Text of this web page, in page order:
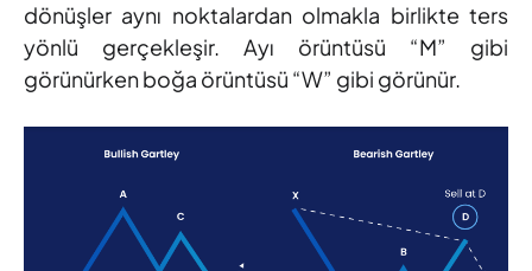
dönüşler aynı noktalardan olmakla birlikte ters
yönlü gerçekleşir. Ayı örüntüsü “M” gibi
görünürken boğa örüntüsü “W” gibi görünür.